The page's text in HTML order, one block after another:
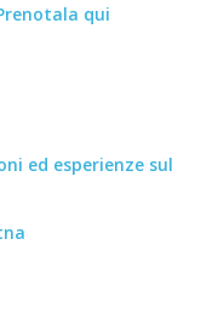
qui
ed esperienze sul